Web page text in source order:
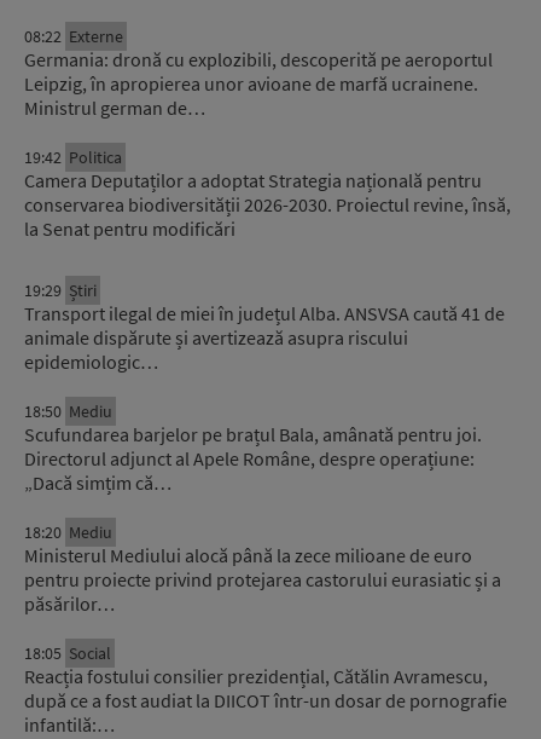
08:22 Externe
Germania: dronă cu explozibili, descoperită pe aeroportul
Leipzig, în apropierea unor avioane de marfă ucrainene.
Ministrul german de…
19:42 Politica
Camera Deputaților a adoptat Strategia națională pentru
conservarea biodiversității 2026-2030. Proiectul revine, însă,
la Senat pentru modificări
19:29 Știri
Transport ilegal de miei în județul Alba. ANSVSA caută 41 de
animale dispărute și avertizează asupra riscului
epidemiologic…
18:50 Mediu
Scufundarea barjelor pe brațul Bala, amânată pentru joi.
Directorul adjunct al Apele Române, despre operațiune:
„Dacă simțim că…
18:20 Mediu
Ministerul Mediului alocă până la zece milioane de euro
pentru proiecte privind protejarea castorului eurasiatic și a
păsărilor…
18:05 Social
Reacția fostului consilier prezidențial, Cătălin Avramescu,
după ce a fost audiat la DIICOT într-un dosar de pornografie
infantilă:…